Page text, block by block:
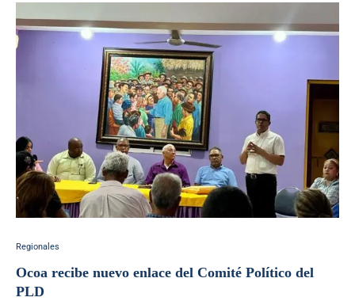
Regionales
Ocoa recibe nuevo enlace del Comité Político del
PLD